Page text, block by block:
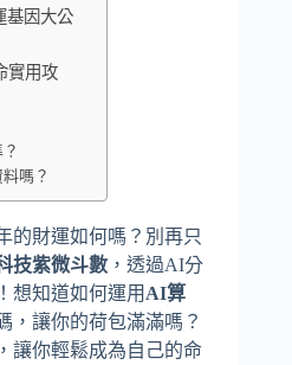
基因大公
實用攻
嗎？
的財運如何嗎？別再只
技紫微斗數 ，透過AI分
想知道如何運用 AI算
，讓你的荷包滿滿嗎？
讓你輕鬆成為自己的命